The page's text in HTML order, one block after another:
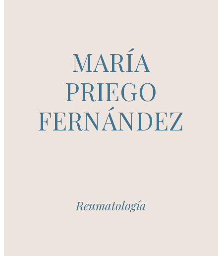
MARÍA
PRIEGO
FERNÁNDEZ
Reumatología